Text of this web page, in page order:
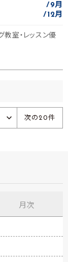
9月
12月
室・レッスン優
次の20件
月次